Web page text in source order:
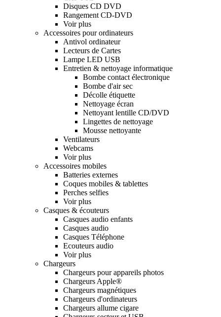
Disques CD DVD
Rangement CD-DVD
Voir plus
Accessoires pour ordinateurs
Antivol ordinateur
Lecteurs de Cartes
Lampe LED USB
Entretien & nettoyage informatique
Bombe contact électronique
Bombe d'air sec
Décolle étiquette
Nettoyage écran
Nettoyant lentille CD/DVD
Lingettes de nettoyage
Mousse nettoyante
Ventilateurs
Webcams
Voir plus
Accessoires mobiles
Batteries externes
Coques mobiles & tablettes
Perches selfies
Voir plus
Casques & écouteurs
Casques audio enfants
Casques audio
Casques Téléphone
Ecouteurs audio
Voir plus
Chargeurs
Chargeurs pour appareils photos
Chargeurs Apple®
Chargeurs magnétiques
Chargeurs d'ordinateurs
Chargeurs allume cigare